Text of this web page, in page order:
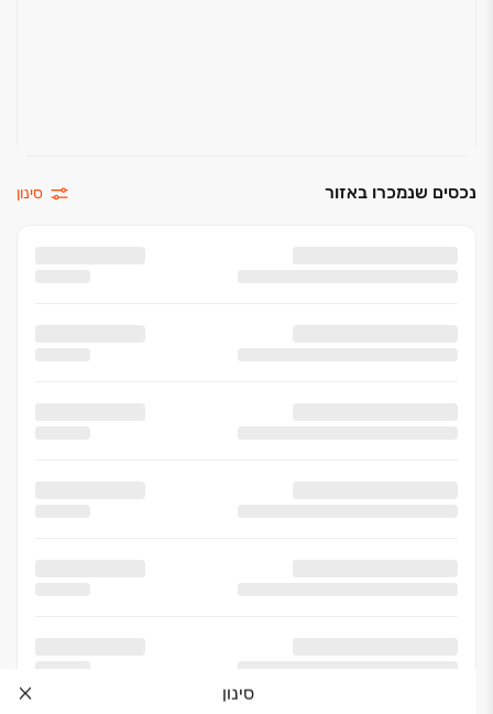
נכסים שנמכרו באזור סינון
סינון